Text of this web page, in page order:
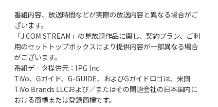
番組内容、放送時間などが実際の放送内容と異なる場合がご
ざいます。
「J:COM STREAM」の見放題作品に関し、契約プラン、ご利
用のセットトップボックスにより提供内容が一部異なる場合
がございます。
番組データ提供元：IPG Inc.
TiVo、Gガイド、G-GUIDE、およびGガイドロゴは、米国
TiVo Brands LLCおよび／またはその関連会社の日本国内に
おける商標または登録商標です。